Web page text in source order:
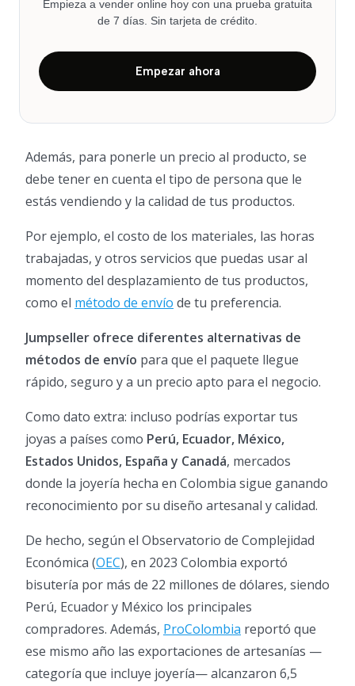
Empieza a vender online hoy con una prueba gratuita
de 7 días. Sin tarjeta de crédito.
Empezar ahora
Además, para ponerle un precio al producto, se
debe tener en cuenta el tipo de persona que le
estás vendiendo y la calidad de tus productos.
Por ejemplo, el costo de los materiales, las horas
trabajadas, y otros servicios que puedas usar al
momento del desplazamiento de tus productos,
como el método de envío de tu preferencia.
Jumpseller ofrece diferentes alternativas de
métodos de envío para que el paquete llegue
rápido, seguro y a un precio apto para el negocio.
Como dato extra: incluso podrías exportar tus
joyas a países como Perú, Ecuador, México,
Estados Unidos, España y Canadá, mercados
donde la joyería hecha en Colombia sigue ganando
reconocimiento por su diseño artesanal y calidad.
De hecho, según el Observatorio de Complejidad
Económica (OEC), en 2023 Colombia exportó
bisutería por más de 22 millones de dólares, siendo
Perú, Ecuador y México los principales
compradores. Además, ProColombia reportó que
ese mismo año las exportaciones de artesanías —
categoría que incluye joyería— alcanzaron 6,5